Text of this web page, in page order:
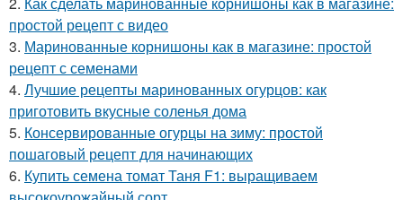
простой рецепт с видео
3. Маринованные корнишоны как в магазине: простой
рецепт с семенами
4. Лучшие рецепты маринованных огурцов: как
приготовить вкусные соленья дома
5. Консервированные огурцы на зиму: простой
пошаговый рецепт для начинающих
6. Купить семена томат Таня F1: выращиваем